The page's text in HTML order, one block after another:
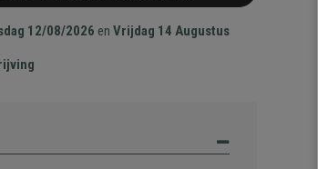
12/08/2026 enVrijdag 14 Augustus